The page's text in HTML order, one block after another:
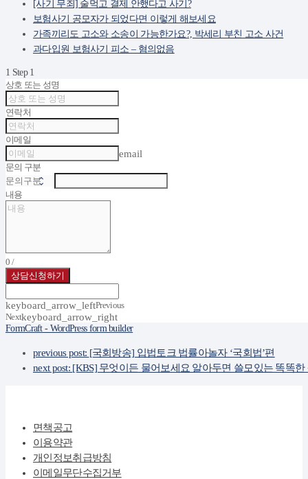
[사기 무죄] 술먹고 결제 안했다고 사기?
보험사기 공모자가 되었다면 이렇게 해보세요
가족끼리도 고소와 소송이 가능한가요?, 박세리 부친 고소 사건
과다입원 보험사기 피소 – 혐의없음
1 Step 1
상호 또는 성명
연락처
이메일
email
문의 구분
내용
0 /
상담신청하기
keyboard_arrow_leftPrevious
Nextkeyboard_arrow_right
FormCraft - WordPress form builder
previous post: [국회방송] 입법토크 법률아놀자 ‘국회법’편
next post: [KBS] 무엇이든 물어보세요 알아두면 쓸모있는 똑똑한
면책공고
이용약관
개인정보취급방침
이메일무단수집거부